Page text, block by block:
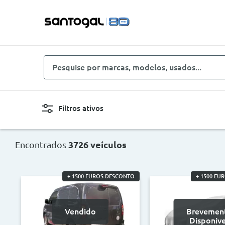
Pesquise
por
usados...
Filtros ativos
Novo, Usado, ...
Preço
< >
Ano
<
Encontrados 3726 veículos
+ 1500 EUROS DESCONTO
Vendido
+ 1500